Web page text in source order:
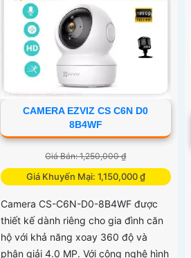
CAMERA EZVIZ CS C6N D0
8B4WF
Giá Bán: 1,250,000 ₫
Giá Khuyến Mại: 1,150,000 ₫
Camera CS-C6N-D0-8B4WF được
thiết kế dành riêng cho gia đình căn
hộ với khả năng xoay 360 độ và
phân giải 4.0 MP. Với công nghệ hình